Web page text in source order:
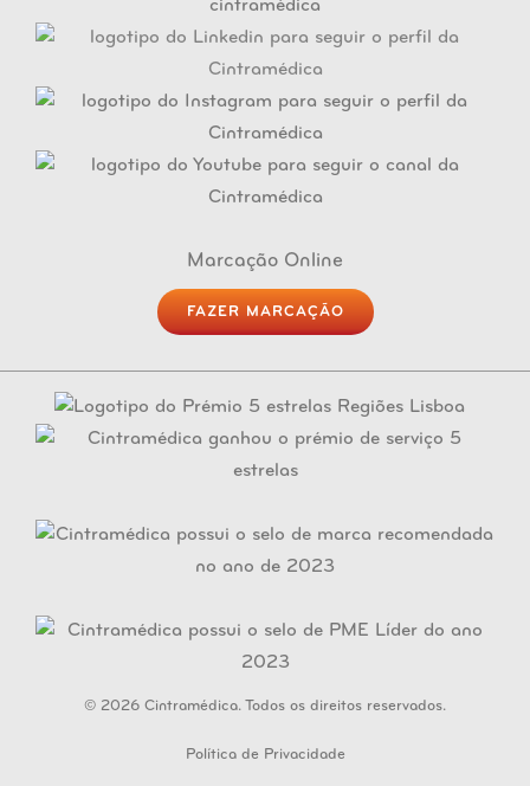
Marcação Online
FAZER MARCAÇÃO
© 2026 Cintramédica. Todos os direitos reservados.
Política de Privacidade